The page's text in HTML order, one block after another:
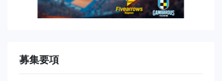
募集要項